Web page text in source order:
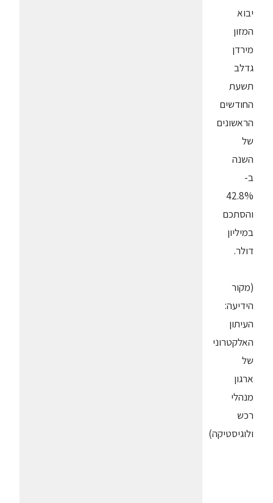
יבוא
המזון
מירדן
גדלב
תשעת
החודשים
הראשונים
של
השנה
ב-
42.8%
והסתכם
במיליון
דולר.
(מקור
הידיעה:
העיתון
האלקטרוני
של
ארגון
מנהלי
רכש
ולוגיסטיקה)